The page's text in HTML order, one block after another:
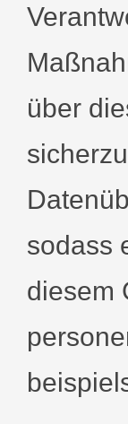
über
sodass
diesem